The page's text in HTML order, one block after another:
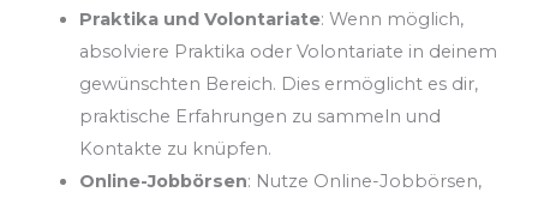
Praktika und Volontariate: Wenn möglich,
absolviere Praktika oder Volontariate in deinem
gewünschten Bereich. Dies ermöglicht es dir,
praktische Erfahrungen zu sammeln und
Kontakte zu knüpfen.
Online-Jobbörsen: Nutze Online-Jobbörsen,